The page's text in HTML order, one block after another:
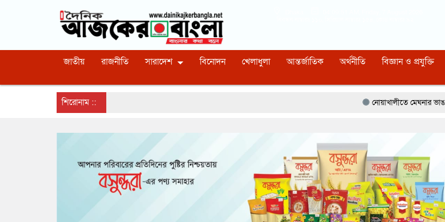
জাতীয় রাজনীতি সারাদেশ বিনোদন খেলাধুলা আন্তর্জাতিক অর্থনীতি বিজ্ঞান ও প্রযুক্তি
শিরোনাম :: নোয়াখালীতে মেঘনার ভাঙনরোধে জিও ব্যাগ